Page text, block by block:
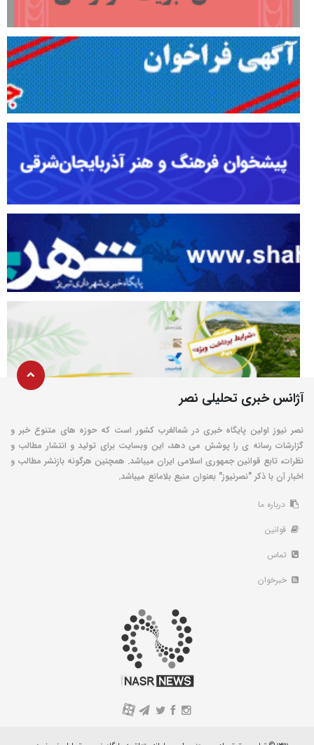
آژانس خبری تحلیلی نصر
نصر نیوز اولین پایگاه خبری در شمالغرب کشور است که حوزه های متنوع خبر و
گزارشات رسانه ی را پوشش می دهد، این وبسایت برای تولید و انتشار مطالب و
نظرات، تابع قوانین جمهوری اسلامی ایران میباشد. همچنین هرگونه بازنشر مطالب و
اخبار آن با ذکر "نصرنیوز" بعنوان منبع بلامانع میباشد.
درباره ما
قوانین
تماس
خبرخوان
A